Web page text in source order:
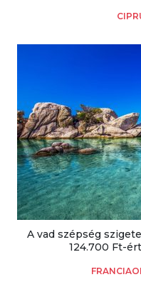
A vad szépség
124.700 Ft-